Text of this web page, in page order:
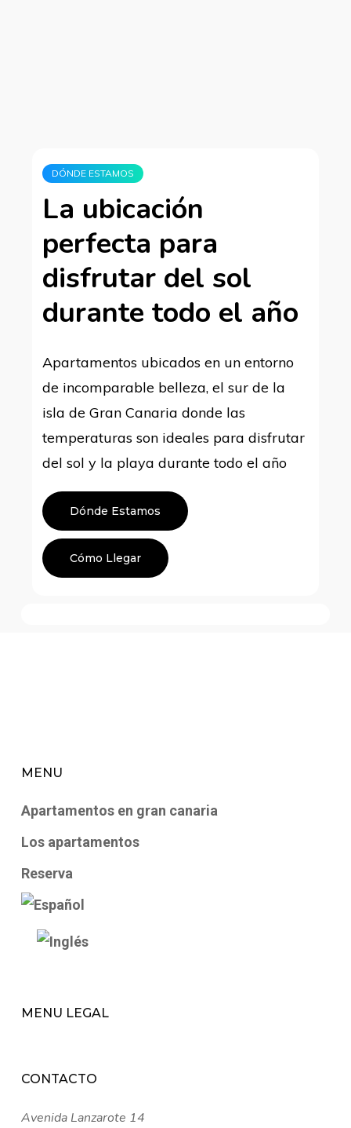
DÓNDE ESTAMOS
La ubicación
perfecta para
disfrutar del sol
durante todo el año
Apartamentos ubicados en un entorno
de incomparable belleza, el sur de la
isla de Gran Canaria donde las
temperaturas son ideales para disfrutar
del sol y la playa durante todo el año
Dónde Estamos
Cómo Llegar
MENU
Apartamentos en gran canaria
Los apartamentos
Reserva
MENU LEGAL
CONTACTO
Avenida Lanzarote 14